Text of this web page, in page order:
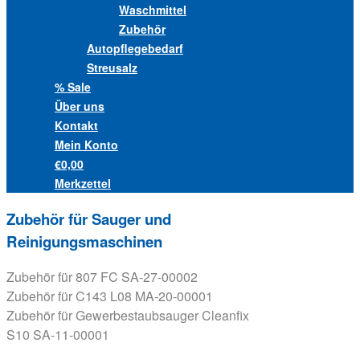
Waschmittel
Zubehör
Autopflegebedarf
Streusalz
% Sale
Über uns
Kontakt
Mein Konto
€0,00
Merkzettel
Zubehör für Sauger und
Reinigungsmaschinen
Zubehör für 807 FC SA-27-00002
Zubehör für C143 L08 MA-20-00001
Zubehör für Gewerbestaubsauger Cleanfix
S10 SA-11-00001